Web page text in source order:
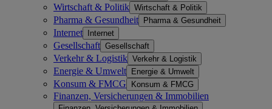
Wirtschaft & Politik Wirtschaft & Politik
Pharma & Gesundheit Pharma & Gesundheit
Internet Internet
Gesellschaft Gesellschaft
Verkehr & Logistik Verkehr & Logistik
Energie & Umwelt Energie & Umwelt
Konsum & FMCG Konsum & FMCG
Finanzen, Versicherungen & Immobilien